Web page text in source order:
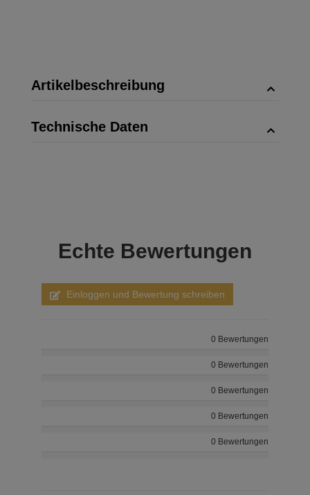
Artikelbeschreibung
Technische Daten
Echte Bewertungen
Einloggen und Bewertung schreiben
0 Bewertungen
0 Bewertungen
0 Bewertungen
0 Bewertungen
0 Bewertungen